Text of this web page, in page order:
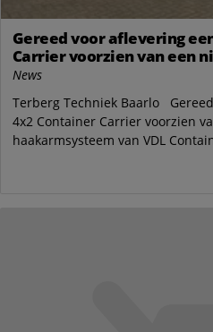
Gereed voor aflevering
Carrier voorzien van een
haakarmsysteem van VDL
News
Terberg Techniek Baarlo
4x2 Container Carrier voorzien
haakarmsysteem van VDL